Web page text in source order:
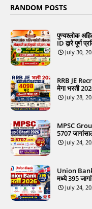
RANDOM POSTS
पुण्यश्लोक
ID द्वारे
July 30,
RRB JE
मेगा भरती
July 28,
MPSC
5707
July 24,
Union
मध्ये 395
July 24,